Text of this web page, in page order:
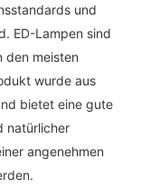
und
ED-Lampen sind
den meisten
wurde aus
bietet eine gute
natürlicher
angenehmen